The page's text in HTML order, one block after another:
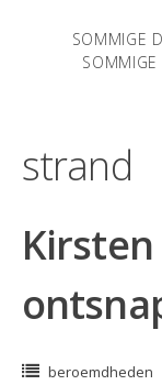
SOMMIGE
SOMMIGE
strand
beroemdheden